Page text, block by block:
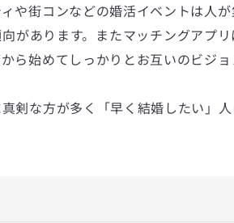
や街コンなどの婚活イベントは人が
があります。またマッチングアプ
ら始めてしっかりとお互いのビジ
剣な方が多く「早く結婚したい」